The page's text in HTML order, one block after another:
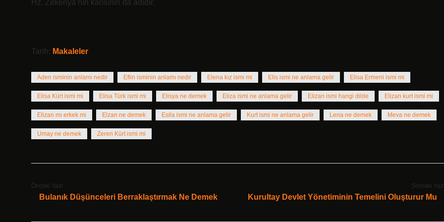
Hz. Zekeriya’nın karısının da adıdır.
Tarih: Makaleler
Aden isminin anlamı nedir Eflin isminin anlamı nedir Elena kız ismi mi Elis ismi ne anlama gelir Elisa Ermeni ismi mi
Elisa Kürt ismi mi Elisa Türk ismi mi Elisya ne demek Eliza ismi ne anlama gelir Elizan ismi hangi dilde Elizan kurt ismi mi
Elizan mı erkek mi Elzan ne demek Esila ismi ne anlama gelir Kurt ismi ne anlama gelir Lena ne demek Meva ne demek
Umay ne demek Zeren Kürt ismi mi
Önceki Yazı
Bulanık Düşünceleri Berraklaştırmak Ne Demek
Sonraki
Kurultay Devlet Yönetiminin Temelini Oluşturur Mu